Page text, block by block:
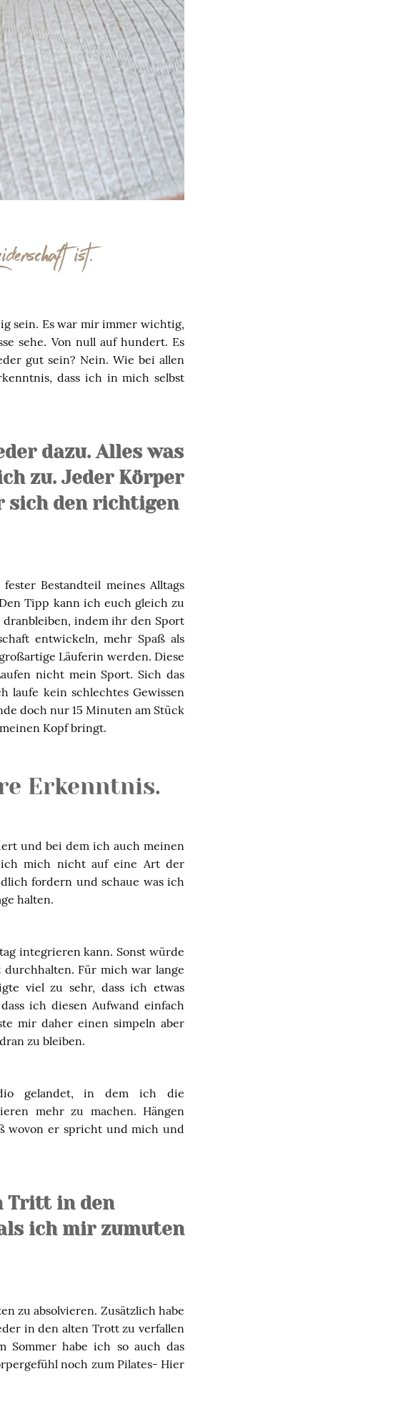
ist.
sein. Es war mir immer wichtig,
sehe. Von null auf hundert. Es
gut sein? Nein. Wie bei allen
dass ich in mich selbst
dazu. Alles was
zu. Jeder Körper
sich den richtigen
Bestandteil meines Alltags
Tipp kann ich euch gleich zu
indem ihr den Sport
entwickeln, mehr Spaß als
Läuferin werden. Diese
nicht mein Sport. Sich das
laufe kein schlechtes Gewissen
doch nur 15 Minuten am Stück
Kopf bringt.
Erkenntnis.
und bei dem ich auch meinen
ich mich nicht auf eine Art der
fordern und schaue was ich
halten.
integrieren kann. Sonst würde
Für mich war lange
viel zu sehr, dass ich etwas
ich diesen Aufwand einfach
mir daher einen simpeln aber
zu bleiben.
gelandet, in dem ich die
mehr zu machen. Hängen
wovon er spricht und mich und
Tritt in den
ich mir zumuten
zu absolvieren. Zusätzlich habe
in den alten Trott zu verfallen
habe ich so auch das
noch zum Pilates- Hier